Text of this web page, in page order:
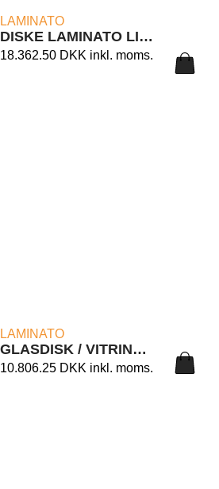
LAMINATO
DISKE LAMINATO LIGHT
18.362.50 DKK inkl. moms.
LAMINATO
GLASDISK / VITRINE LAMINATO 160/1L
10.806.25 DKK inkl. moms.